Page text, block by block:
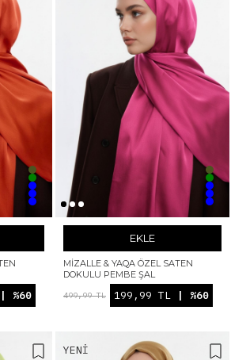
| %60
EKLE
MIZALLE & YAQA ÖZEL SATEN
DOKULU PEMBE ŞAL
499,99 TL 199,99 TL | %60
YENI